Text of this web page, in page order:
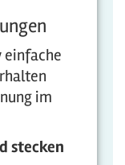
einfache
im
stecken